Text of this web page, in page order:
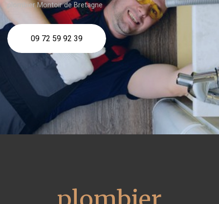
plombier Montoir de Bretagne
09 72 59 92 39